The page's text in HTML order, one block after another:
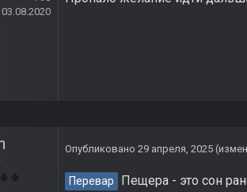
03.08.2020
Опубликовано 29 апреля, 2025
Перевар
Пещера - это сон